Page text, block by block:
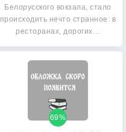
Белорусского вокзала, стало
происходить нечто странное: в
ресторанах, дорогих…
69%